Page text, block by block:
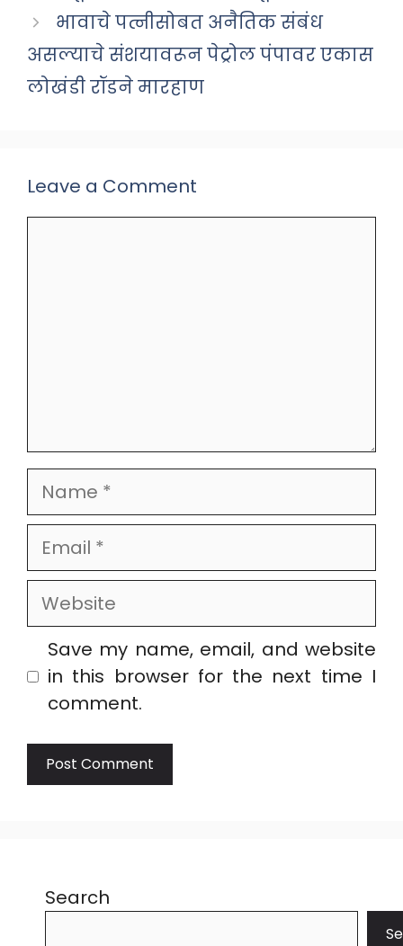
भावाचे पत्नीसोबत अनैतिक संबंध
असल्याचे संशयावरून पेट्रोल पंपावर एकास
लोखंडी रॉडने मारहाण
Leave a Comment
Name
Email
Website
Save my name, email, and website
in this browser for the next time I
comment.
Search